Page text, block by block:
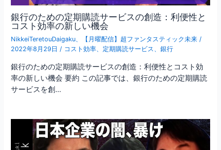
銀行のための定期購読サービスの創造：利便性と
コスト効率の新しい機会
NikkeiTeretouDaigaku、 【月曜配信】超ファンタスティック未来 /
2022年8月29日 / コスト効率、 定期購読サービス、銀行
銀行のための定期購読サービスの創造：利便性とコスト効
率の新しい機会 要約 この記事では、銀行のための定期購読
サービスを創…